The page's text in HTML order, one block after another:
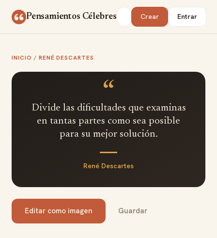
Pensamientos Célebres Buscar Crear Entrar
INICIO / RENÉ DESCARTES
“
Divide las dificultades que examinas
en tantas partes como sea posible
para su mejor solución.
René Descartes
Editar como imagen Guardar